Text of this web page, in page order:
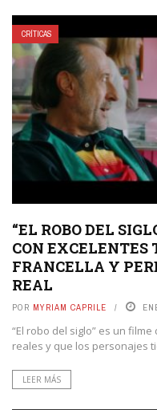
CRÍTICAS
“EL ROBO DEL
CON EXCELENTES
FRANCELLA Y
REAL
POR MYRIAM CAPRILE
“El robo del siglo” es un
reales y que los personajes
LEER MÁS